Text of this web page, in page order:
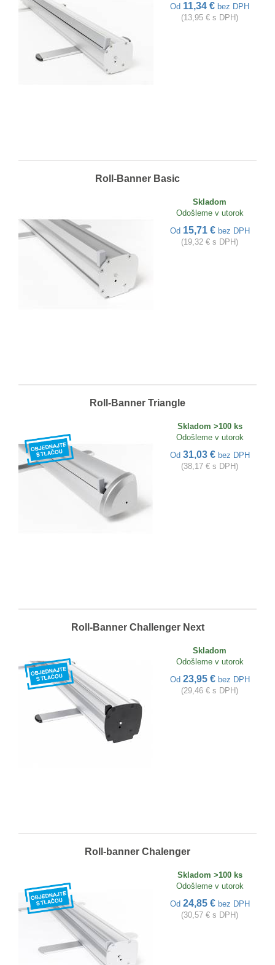
Od 11,34 € bez DPH
(13,95 € s DPH)
Roll-Banner Basic
Skladom
Odošleme v utorok
Od 15,71 € bez DPH
(19,32 € s DPH)
Roll-Banner Triangle
Skladom >100 ks
Odošleme v utorok
Od 31,03 € bez DPH
(38,17 € s DPH)
Roll-Banner Challenger Next
Skladom
Odošleme v utorok
Od 23,95 € bez DPH
(29,46 € s DPH)
Roll-banner Chalenger
Skladom >100 ks
Odošleme v utorok
Od 24,85 € bez DPH
(30,57 € s DPH)